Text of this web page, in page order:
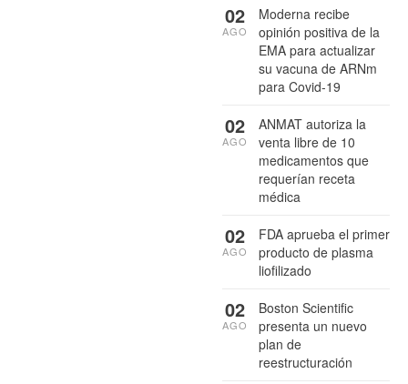
Moderna recibe
opinión positiva de la
EMA para actualizar
su vacuna de ARNm
para Covid-19
02
AGO
ANMAT autoriza la
venta libre de 10
medicamentos que
requerían receta
médica
02
AGO
FDA aprueba el primer
producto de plasma
liofilizado
02
AGO
Boston Scientific
presenta un nuevo
plan de
reestructuración
02
AGO